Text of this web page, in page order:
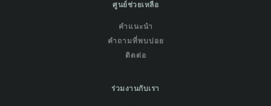
ศูนย์ช่วยเหลือ
คำแนะนำ
คำถามที่พบบ่อย
ติดต่อ
ร่วมงานกับเรา